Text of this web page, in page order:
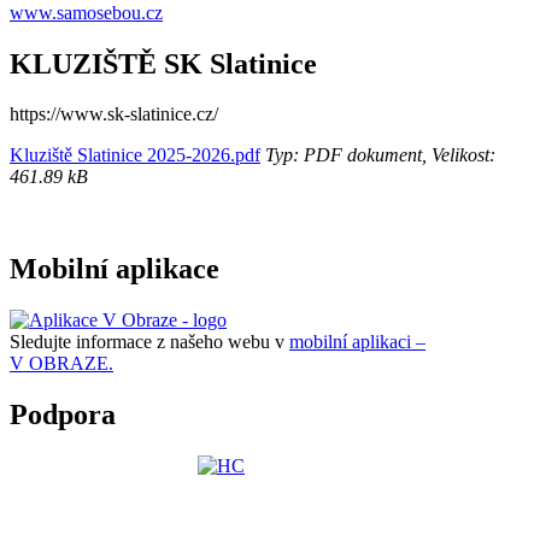
www.samosebou.cz
KLUZIŠTĚ SK Slatinice
https://www.sk-slatinice.cz/
Kluziště Slatinice 2025-2026.pdfTyp: PDF dokument, Velikost:
461.89 kB
Mobilní aplikace
Sledujte informace z našeho webu v mobilní aplikaci –
V OBRAZE.
Podpora